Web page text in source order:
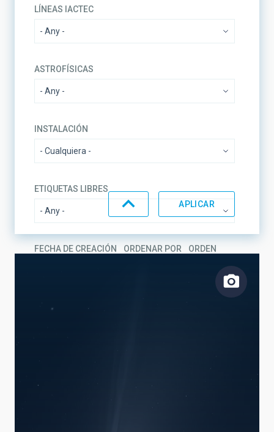
LÍNEAS IACTEC
ASTROFÍSICAS
INSTALACIÓN
ETIQUETAS LIBRES
FECHA DE CREACIÓN ORDENAR POR ORDEN